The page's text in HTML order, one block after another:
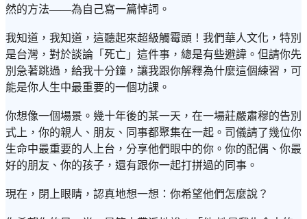
然的方法——為自己寫一篇悼詞。
我知道，我知道，這聽起來超級觸霉頭！我們華人文化，特別
是台灣，對於談論「死亡」這件事，總是有些避諱。但請你先
別急著跳過，給我十分鐘，讓我跟你解釋為什麼這個練習，可
能是你人生中最重要的一個功課。
你想像一個場景。幾十年後的某一天，在一場莊嚴肅穆的告別
式上，你的親人、朋友、同事都聚集在一起。司儀請了幾位你
生命中最重要的人上台，分享他們眼中的你。你的配偶、你最
好的朋友、你的孩子，還有跟你一起打拼過的同事。
現在，閉上眼睛，認真地想一想：你希望他們怎麼說？